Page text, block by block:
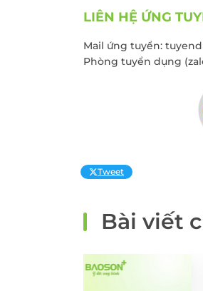
LIÊN HỆ ỨNG
Mail ứng tuyển:
Phòng tuyển dụng
Tweet
Bài viết